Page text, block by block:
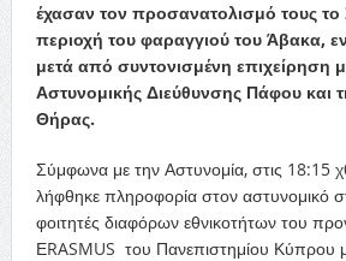
έχασαν τον προσανατολισμό τους
περιοχή του φαραγγιού του Άβακα,
μετά από συντονισμένη επιχείρηση
Αστυνομικής Διεύθυνσης Πάφου και
Θήρας.
Σύμφωνα με την Αστυνομία, στις 18:15
λήφθηκε πληροφορία στον αστυνομικό
φοιτητές διαφόρων εθνικοτήτων του
ΕRASMUS του Πανεπιστημίου Κύπρου